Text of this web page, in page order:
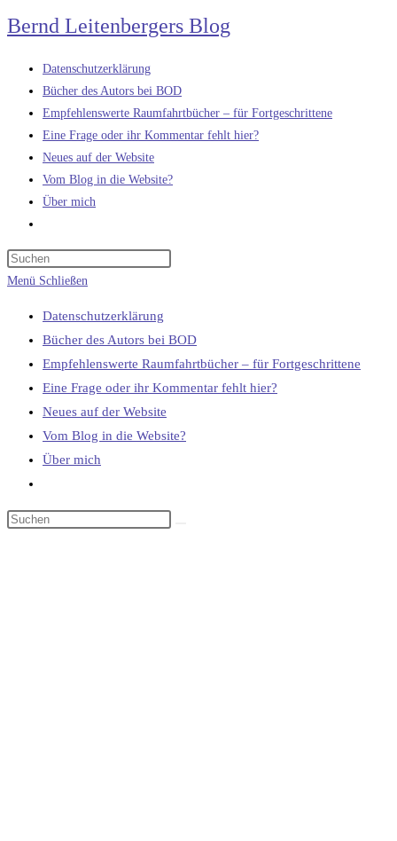
Zum
Inhalt
springen
Bernd Leitenbergers Blog
Datenschutzerklärung
Bücher des Autors bei BOD
Empfehlenswerte Raumfahrtbücher – für Fortgeschrittene
Eine Frage oder ihr Kommentar fehlt hier?
Neues auf der Website
Vom Blog in die Website?
Über mich
umschalten
Menü Schließen
Datenschutzerklärung
Bücher des Autors bei BOD
Empfehlenswerte Raumfahrtbücher – für Fortgeschrittene
Eine Frage oder ihr Kommentar fehlt hier?
Neues auf der Website
Vom Blog in die Website?
Über mich
umschalten